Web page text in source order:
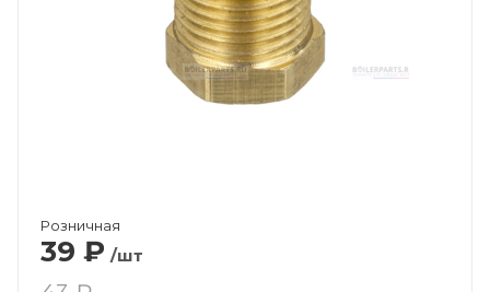
Розничная
39 ₽ /шт